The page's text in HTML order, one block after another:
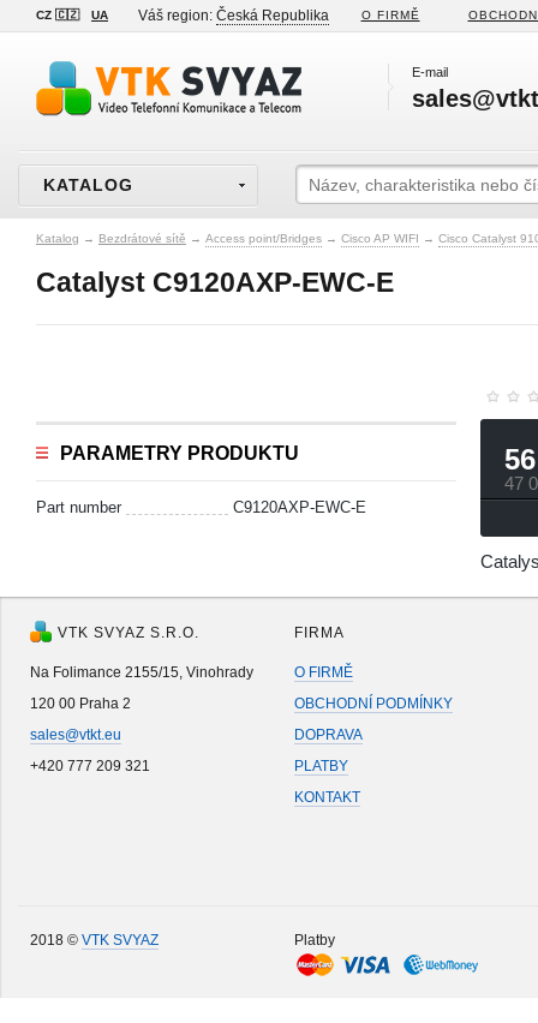
CZ 🇨🇿 UA Váš region: Česká Republika O FIRMĚ
E-mail
KATALOG
Katalog → Bezdrátové sítě → Access point/Bridges → Cisco AP WIFI → Cisco Catalyst
Catalyst C9120AXP-EWC-E
PARAMETRY PRODUKTU
Part number C9120AXP-EWC-E
47
VTK SVYAZ S.R.O.
Na Folimance 2155/15, Vinohrady
120 00 Praha 2
sales@vtkt.eu
+420 777 209 321
FIRMA
O FIRMĚ
OBCHODNÍ PODMÍNKY
DOPRAVA
PLATBY
KONTAKT
2018 © VTK SVYAZ Platby